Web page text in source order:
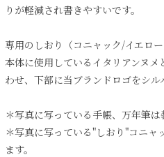
りが軽減され書きやすいです。
専用のしおり（コニャック/イエロ
本体に使用しているイタリアンヌ
わせ、下部に当ブランドロゴをシル
＊写真に写っている手帳、万年筆は
＊写真に写っている"しおり"コニャ
ます。